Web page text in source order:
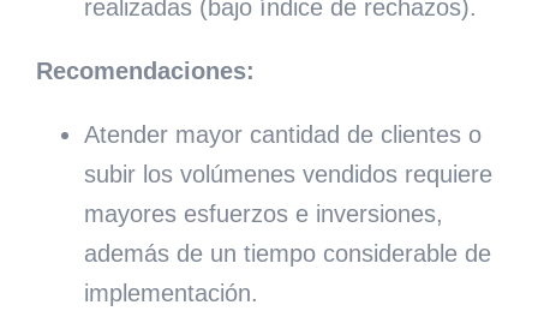
realizadas (bajo índice de rechazos).
Recomendaciones:
Atender mayor cantidad de clientes o
subir los volúmenes vendidos requiere
mayores esfuerzos e inversiones,
además de un tiempo considerable de
implementación.